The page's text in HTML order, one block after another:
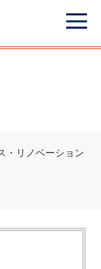
・リノベーション